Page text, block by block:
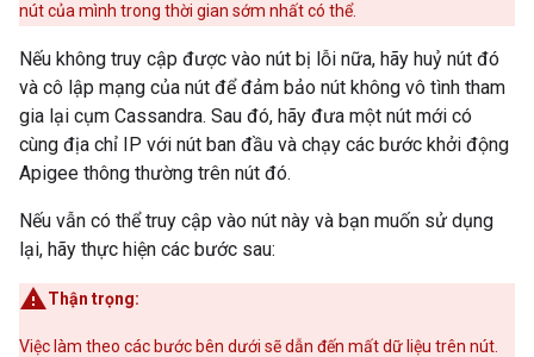
nút của mình trong thời gian sớm nhất có thể.
Nếu không truy cập được vào nút bị lỗi nữa, hãy huỷ nút đó
và cô lập mạng của nút để đảm bảo nút không vô tình tham
gia lại cụm Cassandra. Sau đó, hãy đưa một nút mới có
cùng địa chỉ IP với nút ban đầu và chạy các bước khởi động
Apigee thông thường trên nút đó.
Nếu vẫn có thể truy cập vào nút này và bạn muốn sử dụng
lại, hãy thực hiện các bước sau:
Thận trọng:
Việc làm theo các bước bên dưới sẽ dẫn đến mất dữ liệu trên nút.